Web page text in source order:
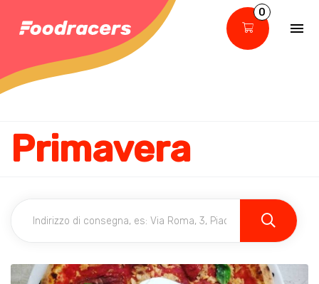
0
Primavera